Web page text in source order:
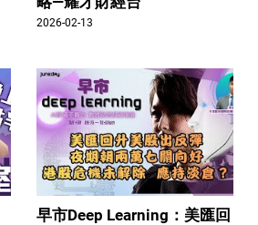
2026-02-13
早市Deep Learning：美匯回